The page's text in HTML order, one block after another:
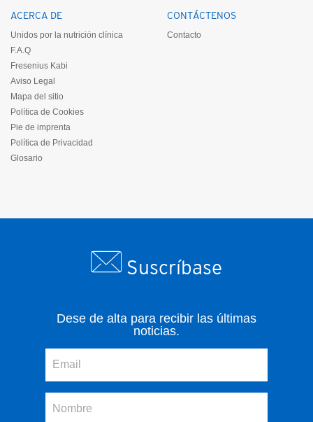
ACERCA DE
Unidos por la nutrición clínica
F.A.Q
Fresenius Kabi
Aviso Legal
Mapa del sitio
Política de Cookies
Pie de imprenta
Política de Privacidad
Glosario
CONTÁCTENOS
Contacto
Suscríbase
Dese de alta para recibir las últimas
noticias.